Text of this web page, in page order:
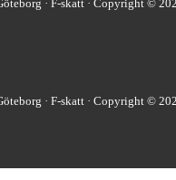
· F-skatt · Copyright ©
· F-skatt · Copyright ©